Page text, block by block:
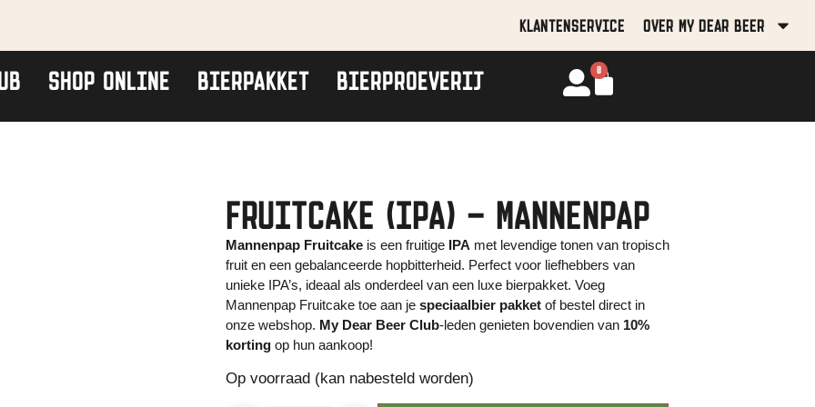
KLANTENSERVICE OVER MY DEAR BEER
SHOP ONLINE BIERPAKKET BIERPROEVERIJ 0
FRUITCAKE (IPA) – MANNENPAP
Mannenpap Fruitcakeis een fruitige IPA met levendige tonen van tropisch
fruit en een gebalanceerde hopbitterheid. Perfect voor liefhebbers van
unieke IPA’s, ideaal als onderdeel van een luxe bierpakket. Voeg
Mannenpap Fruitcake toe aan je speciaalbier pakketof bestel direct in
onze webshop. My Dear Beer Club-leden genieten bovendien van 10%
kortingop hun aankoop!
Op voorraad (kan nabesteld worden)